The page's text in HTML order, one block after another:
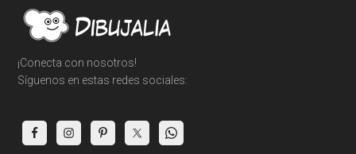
Footer
¡Conecta con nosotros!
Síguenos en estas redes sociales: